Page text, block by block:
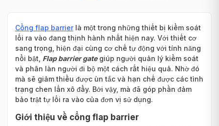
Cổng flap barrierlà một trong những thiết bị kiểm soát
lối ra vào đang thịnh hành nhất hiện nay. Với thiết cơ
sang trọng, hiện đại cùng cơ chế tự động với tính năng
nổi bật, Flap barrier gategiúp người quản lý kiểm soát
và phân làn người đi bộ một cách rất hiệu quả. Nhờ đó
mà sẽ giảm thiểu được ùn tắc và hạn chế được các tình
trạng chen lấn xô đẩy. Bởi vậy, mà đã góp phần đảm
bảo trật tự lối ra vào của đơn vị sử dụng.
Giới thiệu về cổng flap barrier